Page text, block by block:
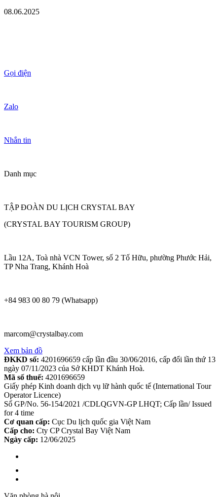
08.06.2025
Gọi điện
Zalo
Nhắn tin
Danh mục
TẬP ĐOÀN DU LỊCH CRYSTAL BAY
(CRYSTAL BAY TOURISM GROUP)
Lầu 12A, Toà nhà VCN Tower, số 2 Tố Hữu, phường Phước Hải,
TP Nha Trang, Khánh Hoà
+84 983 00 80 79 (Whatsapp)
marcom@crystalbay.com
Xem bản đồ
ĐKKD số: 4201696659 cấp lần đầu 30/06/2016, cấp đổi lần thứ 13
ngày 07/11/2023 của Sở KHDT Khánh Hoà.
Mã số thuế: 4201696659
Giấy phép Kinh doanh dịch vụ lữ hành quốc tế (International Tour
Operator Licence)
Số GP/No. 56-154/2021 /CDLQGVN-GP LHQT; Cấp lần/ Issued
for 4 time
Cơ quan cấp: Cục Du lịch quốc gia Việt Nam
Cấp cho: Cty CP Crystal Bay Việt Nam
Ngày cấp: 12/06/2025